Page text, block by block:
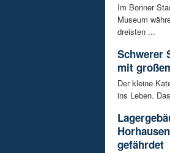
Im Bonner
Museum
dreisten ...
Schwerer
mit
Der kleine
ins Leben.
gefährdet